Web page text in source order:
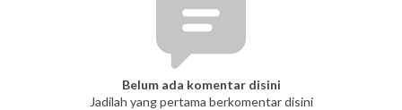
Belum ada komentar disini
Jadilah yang pertama berkomentar disini